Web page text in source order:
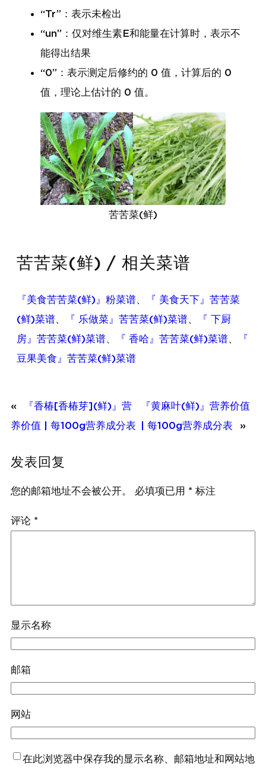
“Tr”：表示未检出
“un”：仅对维生素E和能量在计算时，表示不
能得出结果
“0”：表示测定后修约的 0 值，计算后的 0
值，理论上估计的 0 值。
苦苦菜(鲜)
苦苦菜(鲜) / 相关菜谱
『美食苦苦菜(鲜)』粉菜谱、
『 美食天下』苦苦菜
(鲜)菜谱、 『 乐做菜』苦苦菜(鲜)菜谱、
『 下厨
房』苦苦菜(鲜)菜谱、 『 香哈』苦苦菜(鲜)菜谱、
『
豆果美食』苦苦菜(鲜)菜谱
«
『香椿[香椿芽](鲜)』营
养价值 | 每100g营养成分表
『黄麻叶(鲜)』营养价值
| 每100g营养成分表
»
发表回复
您的邮箱地址不会被公开。 必填项已用 * 标注
评论 *
显示名称
邮箱
网站
在此浏览器中保存我的显示名称、邮箱地址和网站地